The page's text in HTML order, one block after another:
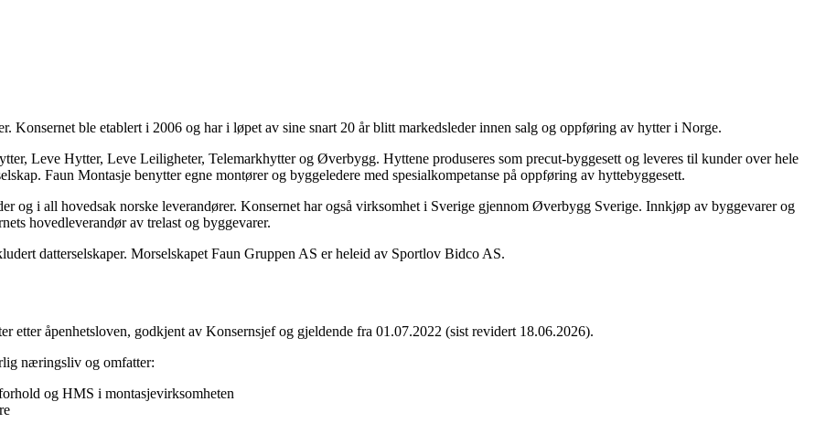
Konsernet ble etablert i 2006 og har i løpet av sine snart 20 år blitt markedsleder innen salg og oppføring av hytter i Norge.
Leve Hytter, Leve Leiligheter, Telemarkhytter og Øverbygg. Hyttene produseres som precut-byggesett og leveres til kunder over hele
Faun Montasje benytter egne montører og byggeledere med spesialkompetanse på oppføring av hyttebyggesett.
og i all hovedsak norske leverandører. Konsernet har også virksomhet i Sverige gjennom Øverbygg Sverige. Innkjøp av byggevarer og
hovedleverandør av trelast og byggevarer.
datterselskaper. Morselskapet Faun Gruppen AS er heleid av Sportlov Bidco AS.
åpenhetsloven, godkjent av Konsernsjef og gjeldende fra 01.07.2022 (sist revidert 18.06.2026).
næringsliv og omfatter:
og HMS i montasjevirksomheten